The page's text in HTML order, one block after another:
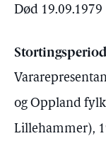
Død 19.09.1979
og Oppland
Lillehammer),